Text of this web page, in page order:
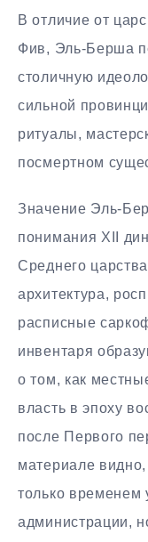
В отличие от
Фив, Эль-Берша
столичную
сильной
ритуалы,
посмертном
Значение Эль-
понимания XII
Среднего
архитектура,
расписные
инвентаря
о том, как
власть в эпоху
после Первого
материале
только временем
администрации,